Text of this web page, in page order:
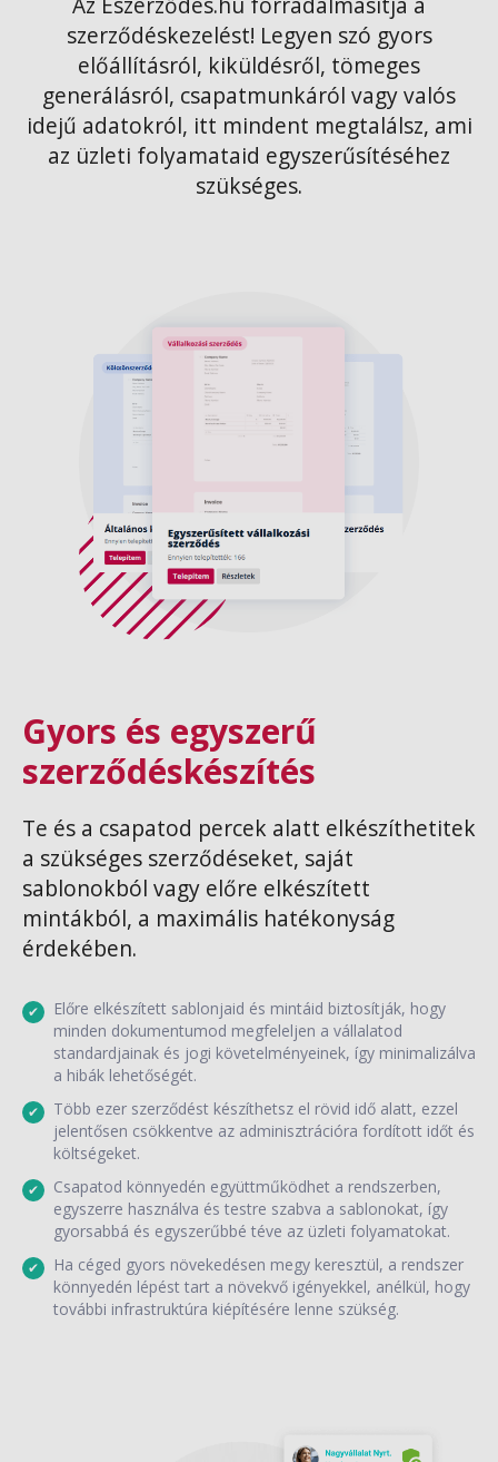
szerződéskezelést! Legyen szó gyors
előállításról, kiküldésről, tömeges
generálásról, csapatmunkáról vagy valós
idejű adatokról, itt mindent megtalálsz, ami
az üzleti folyamataid egyszerűsítéséhez
szükséges.
Gyors és egyszerű
szerződéskészítés
Te és a csapatod percek alatt elkészíthetitek
a szükséges szerződéseket, saját
sablonokból vagy előre elkészített
mintákból, a maximális hatékonyság
érdekében.
Előre elkészített sablonjaid és mintáid biztosítják, hogy
minden dokumentumod megfeleljen a vállalatod
standardjainak és jogi követelményeinek, így minimalizálva
a hibák lehetőségét.
Több ezer szerződést készíthetsz el rövid idő alatt, ezzel
jelentősen csökkentve az adminisztrációra fordított időt és
költségeket.
Csapatod könnyedén együttműködhet a rendszerben,
egyszerre használva és testre szabva a sablonokat, így
gyorsabbá és egyszerűbbé téve az üzleti folyamatokat.
Ha céged gyors növekedésen megy keresztül, a rendszer
könnyedén lépést tart a növekvő igényekkel, anélkül, hogy
további infrastruktúra kiépítésére lenne szükség.